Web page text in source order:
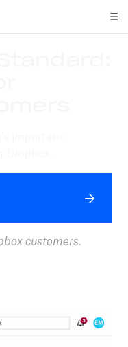
customers.